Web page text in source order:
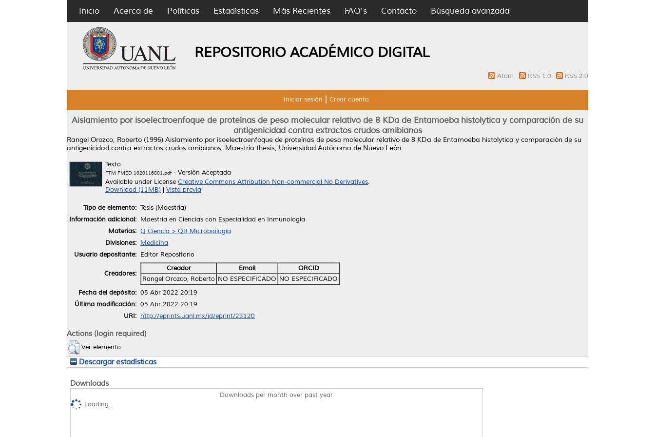
Inicio Acerca de Políticas Estadísticas Más Recientes FAQ's Contacto Búsqueda avanzada
REPOSITORIO ACADÉMICO DIGITAL
Atom RSS 1.0 RSS 2.0
Iniciar sesión Crear cuenta
Aislamiento por isoelectroenfoque de proteínas de peso molecular relativo de 8 KDa de Entamoeba histolytica y comparación de su
antigenicidad contra extractos crudos amibianos
Rangel Orozco, Roberto (1996) Aislamiento por isoelectroenfoque de proteínas de peso molecular relativo de 8 KDa de Entamoeba histolytica y comparación de su
antigenicidad contra extractos crudos amibianos. Maestría thesis, Universidad Autónoma de Nuevo León.
Texto
FTM FMED 1020116801.pdf- Versión Aceptada
Available under License Creative Commons Attribution Non-commercial No Derivatives.
Download (11MB)
Vista previa
Tipo de elemento: Tesis (Maestría)
Información adicional: Maestría en Ciencias con Especialidad en Inmunología
Materias: Q Ciencia > QR Microbiología
Divisiones: Medicina
Usuario depositante: Editor Repositorio
Creadores:
Creador Email
ORCID
Rangel Orozco, Roberto NO ESPECIFICADO NO ESPECIFICADO
Fecha del depósito: 05 Abr 2022 20:19
Última modificación: 05 Abr 2022 20:19
URI: http://eprints.uanl.mx/id/eprint/23120
Actions (login required)
Ver elemento
Descargar estadísticas
Downloads
Downloads per month over past year
Loading...